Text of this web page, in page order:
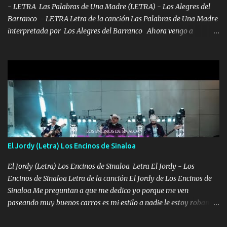
- LETRA Las Palabras de Una Madre (LETRA) - Los Alegres del
Barranco - LETRA Letra de la canción Las Palabras de Una Madre
interpretada por Los Alegres del Barranco Ahora vengo a
quiso, él tiempo sigue pasando y nunca te olvidaremos, aquí
seguiré esperando hasta volvernos a vernos El recuerdo que yo
tengo de mi mente no se va, en mi corazón me llevo lo mismo que
tu papá, a veces me pongo triste porque no puedo mirarte, mas se
que tu me escuchas porque tu eres mi gran ángel, El desespero me
llega para reunirme contigo, tu iluminas mi sendero por siempre
serás mi niño, del amor que yo te tengo es co...
El Jordy (Letra) Los Encinos de Sinaloa
El Jordy (Letra) Los Encinos de Sinaloa Letra El Jordy - Los
Encinos de Sinaloa Letra de la canción El Jordy de Los Encinos de
Sinaloa Me preguntan a que me dedico yo porque me ven
paseando muy buenos carros es mi estilo a nadie le estoy robando